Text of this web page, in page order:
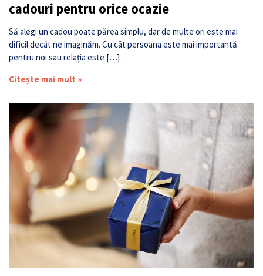
cadouri pentru orice ocazie
Să alegi un cadou poate părea simplu, dar de multe ori este mai
dificil decât ne imaginăm. Cu cât persoana este mai importantă
pentru noi sau relația este […]
Citește mai mult »